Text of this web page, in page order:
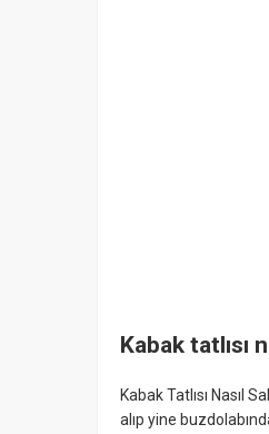
Kabak tatlısı
Kabak Tatlısı Nasıl
alıp yine